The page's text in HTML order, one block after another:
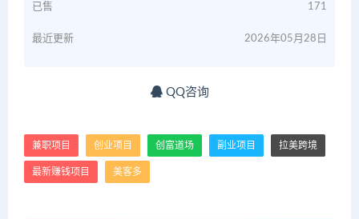
已售 171
最近更新 2026年05月28日
QQ咨询
兼职项目 创业项目 创富道场 副业项目 拉美跨境
最新赚钱项目 美客多